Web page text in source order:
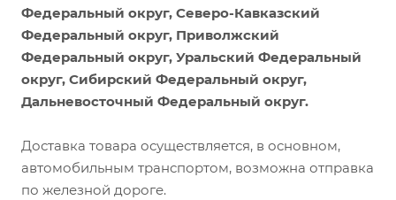
Федеральный округ, Северо-Кавказский
Федеральный округ, Приволжский
Федеральный округ, Уральский Федеральный
округ, Сибирский Федеральный округ,
Дальневосточный Федеральный округ.
Доставка товара осуществляется, в основном,
автомобильным транспортом, возможна отправка
по железной дороге.